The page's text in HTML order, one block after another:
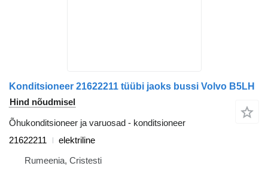
Konditsioneer 21622211 tüübi jaoks bussi Volvo B5LH
Hind nõudmisel
Õhukonditsioneer ja varuosad - konditsioneer
21622211
elektriline
Rumeenia, Cristesti